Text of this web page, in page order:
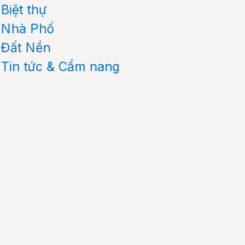
Biệt thự
Nhà Phố
Đất Nền
Tin tức & Cẩm nang